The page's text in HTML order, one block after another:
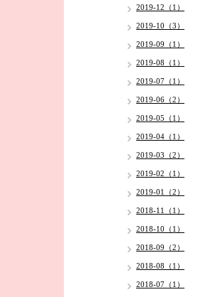
2019-12（1）
2019-10（3）
2019-09（1）
2019-08（1）
2019-07（1）
2019-06（2）
2019-05（1）
2019-04（1）
2019-03（2）
2019-02（1）
2019-01（2）
2018-11（1）
2018-10（1）
2018-09（2）
2018-08（1）
2018-07（1）